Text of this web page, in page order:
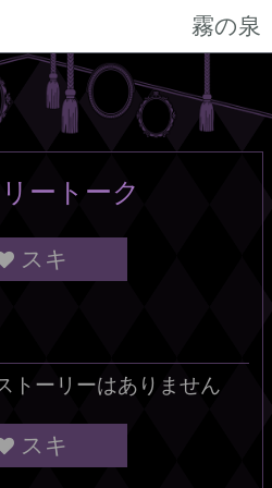
霧の泉
ートーク
スキ
トーリーはありません
スキ